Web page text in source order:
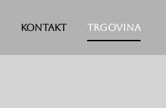
Kontakt Trgovina